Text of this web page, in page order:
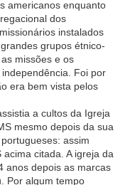
americanos enquanto
dos
instalados
grupos étnico-
missões e os
Foi por
era bem vista pelos
a cultos da Igreja
mesmo depois da sua
assim
citada. A igreja da
anos depois as marcas
Por algum tempo